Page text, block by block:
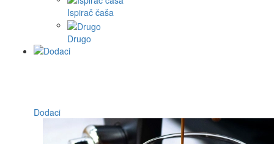
Ispirač čaša
Drugo
Dodaci